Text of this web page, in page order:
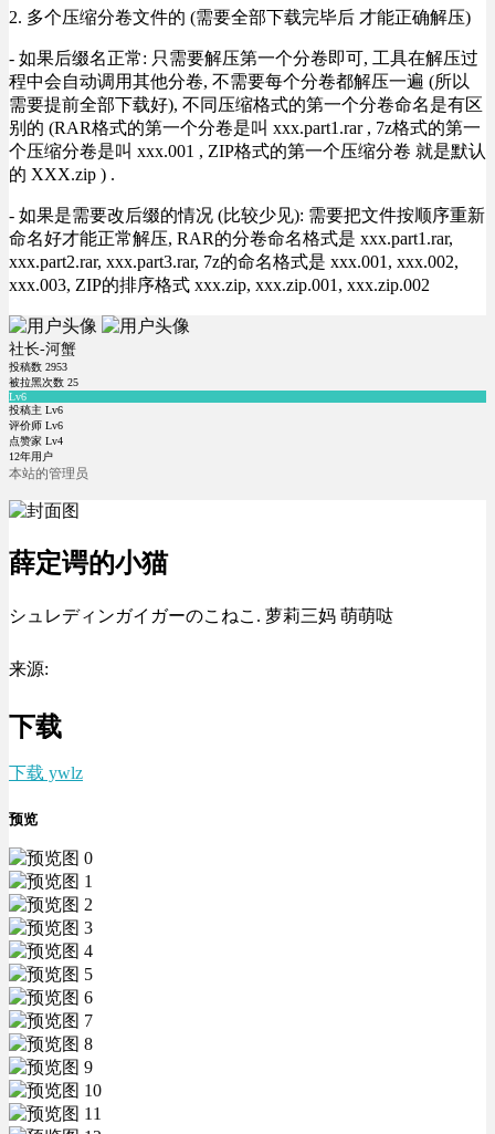
2. 多个压缩分卷文件的 (需要全部下载完毕后 才能正确解压)
- 如果后缀名正常: 只需要解压第一个分卷即可, 工具在解压过
程中会自动调用其他分卷, 不需要每个分卷都解压一遍 (所以
需要提前全部下载好), 不同压缩格式的第一个分卷命名是有区
别的 (RAR格式的第一个分卷是叫 xxx.part1.rar , 7z格式的第一
个压缩分卷是叫 xxx.001 , ZIP格式的第一个压缩分卷 就是默认
的 XXX.zip ) .
- 如果是需要改后缀的情况 (比较少见): 需要把文件按顺序重新
命名好才能正常解压, RAR的分卷命名格式是 xxx.part1.rar,
xxx.part2.rar, xxx.part3.rar, 7z的命名格式是 xxx.001, xxx.002,
xxx.003, ZIP的排序格式 xxx.zip, xxx.zip.001, xxx.zip.002
社长-河蟹
投稿数 2953
被拉黑次数 25
Lv6
投稿主 Lv6
评价师 Lv6
点赞家 Lv4
12年用户
本站的管理员
薛定谔的小猫
シュレディンガイガーのこねこ. 萝莉三妈 萌萌哒
来源:
下载
下载 ywlz
预览